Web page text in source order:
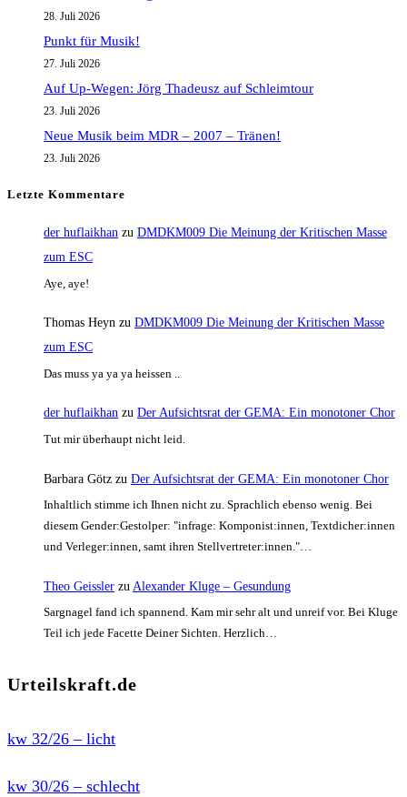
28. Juli 2026
Punkt für Musik!
27. Juli 2026
Auf Up-Wegen: Jörg Thadeusz auf Schleimtour
23. Juli 2026
Neue Musik beim MDR – 2007 – Tränen!
23. Juli 2026
Letzte Kommentare
der huflaikhan zu DMDKM009 Die Meinung der Kritischen Masse
zum ESC
Aye, aye!
Thomas Heyn zu DMDKM009 Die Meinung der Kritischen Masse
zum ESC
Das muss ya ya ya heissen ..
der huflaikhan zu Der Aufsichtsrat der GEMA: Ein monotoner Chor
Tut mir überhaupt nicht leid.
Barbara Götz zu Der Aufsichtsrat der GEMA: Ein monotoner Chor
Inhaltlich stimme ich Ihnen nicht zu. Sprachlich ebenso wenig. Bei
diesem Gender:Gestolper: "infrage: Komponist:innen, Textdicher:innen
und Verleger:innen, samt ihren Stellvertreter:innen."…
Theo Geissler zu Alexander Kluge – Gesundung
Sargnagel fand ich spannend. Kam mir sehr alt und unreif vor. Bei Kluge
Teil ich jede Facette Deiner Sichten. Herzlich…
Urteilskraft.de
kw 32/26 – licht
kw 30/26 – schlecht